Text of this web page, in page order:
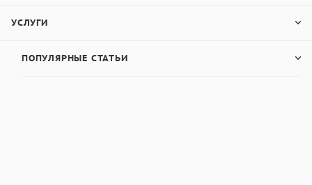
УСЛУГИ
ПОПУЛЯРНЫЕ СТАТЬИ